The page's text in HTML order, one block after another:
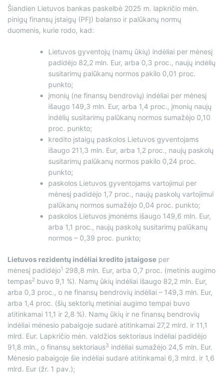
Šiandien Lietuvos bankas paskelbė 2025 m. lapkričio mėn.
pinigų finansų įstaigų (PFĮ) balanso ir palūkanų normų
duomenis, kurie rodo, kad:
Lietuvos gyventojų (namų ūkių) indėliai per mėnesį
padidėjo 82,2 mln. Eur, arba 0,3 proc., naujų indėlių
susitarimų palūkanų normos pakilo 0,01 proc.
punkto;
įmonių (ne finansų bendrovių) indėliai per mėnesį
išaugo 149,3 mln. Eur, arba 1,4 proc., įmonių naujų
indėlių susitarimų palūkanų normos sumažėjo 0,10
proc. punkto;
kredito įstaigų paskolos Lietuvos gyventojams
išaugo 211,3 mln. Eur, arba 1,2 proc., naujų paskolų
susitarimų palūkanų normos pakilo 0,24 proc.
punkto;
paskolos Lietuvos gyventojams vartojimui per
mėnesį padidėjo 1,7 proc., naujų paskolų vartojimui
palūkanų normos sumažėjo 0,04 proc. punkto;
paskolos Lietuvos įmonėms išaugo 149,6 mln. Eur,
arba 1,1 proc., naujų paskolų susitarimų palūkanų
normos – 0,39 proc. punkto;
Lietuvos rezidentų indėliai kredito įstaigose per
mėnesį padidėjo1 298,8 mln. Eur, arba 0,7 proc. (metinis augimo
tempas2 buvo 9,1 %). Namų ūkių indėliai išaugo 82,2 mln. Eur,
arba 0,3 proc., o ne finansų bendrovių indėliai – 149,3 mln. Eur,
arba 1,4 proc. (šių sektorių metiniai augimo tempai buvo
atitinkamai 11,1 ir 2,8 %). Namų ūkių ir ne finansų bendrovių
indėliai mėnesio pabaigoje sudarė atitinkamai 27,2 mlrd. ir 11,1
mlrd. Eur. Lapkričio mėn. valdžios sektoriaus indėliai padidėjo
91,8 mln., o finansų sektoriaus3 indėliai sumažėjo 24,5 mln. Eur.
Mėnesio pabaigoje šie indėliai sudarė atitinkamai 6,3 mlrd. ir 1,6
mlrd. Eur (žr. 1 pav.);